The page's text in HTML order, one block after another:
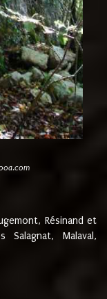
Résinand et
Malaval,